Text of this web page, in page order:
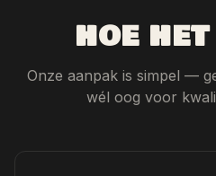
HOE
Onze aanpak is simpel —
wél oog voor